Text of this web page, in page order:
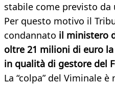
stabile come previsto da
Per questo motivo il
condannato il ministero
oltre 21 milioni di euro la
in qualità di gestore del
La “colpa” del Viminale